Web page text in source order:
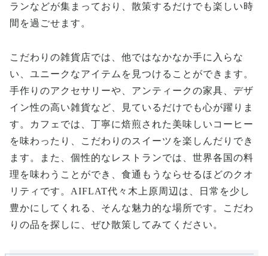
ランなどが集まっており、散策するだけでも楽しい時
間を過ごせます。
こだわりの雑貨店では、他ではなかなか手に入らな
い、ユニークなアイテムを見つけることができます。
手作りのアクセサリーや、アンティークの家具、デザ
イン性の高い雑貨など、見ているだけでも心が躍りま
す。カフェでは、丁寧に焙煎された美味しいコーヒー
を味わったり、こだわりのスイーツを楽しんだりでき
ます。また、個性的なレストランでは、世界各国の料
理を味わうことができ、食通もうならせるほどのクオ
リティです。AIFLAT代々木上原周辺は、日常を少し
豊かにしてくれる、そんな魅力的な場所です。こだわ
りの品を探しに、ぜひ散策してみてください。